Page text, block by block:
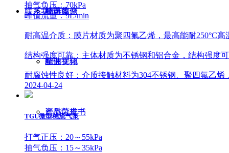
稳压仪
配件
精选案例
精选视频
产品白皮书
公司简介
企业文化
资质荣誉
联系我们
抽气负压：70kPa
峰值流量：9L/min
耐高温介质：膜片材质为聚四氟乙烯，最高能耐250°C高
结构强度可靠：主体材质为不锈钢和铝合金，结构强度
耐腐蚀性良好：介质接触材料为304不锈钢、聚四氟乙烯
2024-04-24
TGU微型稳流气泵
打气正压：20～55kPa
抽气负压：15～35kPa